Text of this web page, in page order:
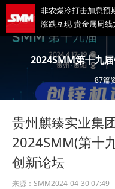
非农爆冷打击加息预
涨跌互现 贵金属周线
海关总署：1~7月铜
降5.5%铝材出口增
爆冷！美国7月非农
前两月就业下修10.3
掌上有色
2024SMM第十九
87篇
贵州麒臻实业集
2024SMM(第十
创新论坛
来源： SMM2024-04-30 07:49